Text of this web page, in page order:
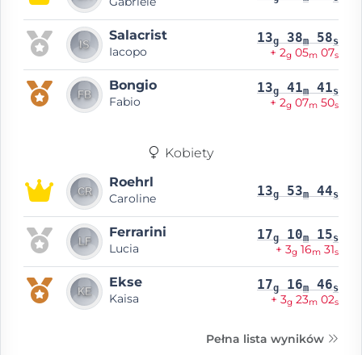
Salacrist
Iacopo
13g 38m 58s
+ 2g 05m 07s
Bongio
Fabio
13g 41m 41s
+ 2g 07m 50s
Kobiety
Roehrl
Caroline 13g 53m 44s
Ferrarini
Lucia
17g 10m 15s
+ 3g 16m 31s
Ekse
Kaisa
17g 16m 46s
+ 3g 23m 02s
Pełna lista wyników